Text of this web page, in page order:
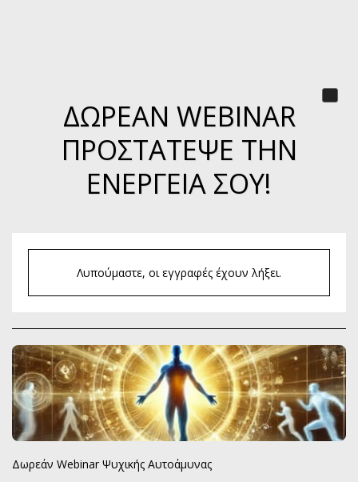
ΔΩΡΕΆΝ WEBINAR
ΠΡΟΣΤΆΤΕΨΕ ΤΗΝ
ΕΝΈΡΓΕΙΆ ΣΟΥ!
Λυπούμαστε, οι εγγραφές έχουν λήξει.
Δωρεάν Webinar Ψυχικής Αυτοάμυνας